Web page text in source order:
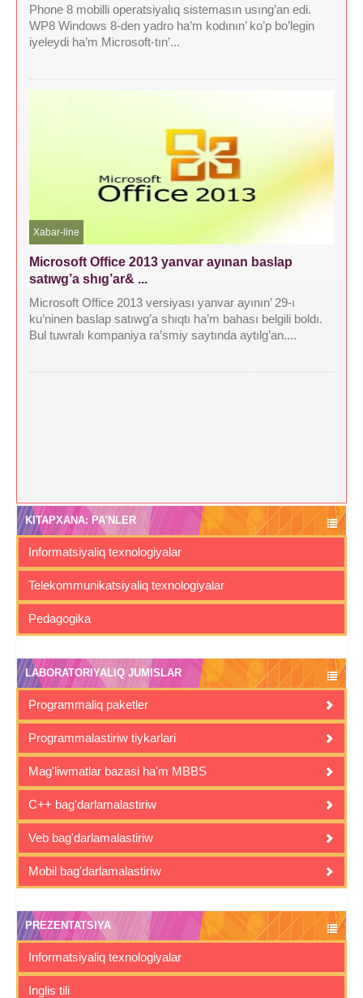
Phone 8 mobilli operatsiyalıq sistemasın usıng’an edi.
WP8 Windows 8-den yadro ha’m kodının’ ko’p bo’legin
iyeleydi ha’m Microsoft-tın’...
Xabar-line
Microsoft Office 2013 yanvar ayınan baslap
satıwg’a shıg’ar& ...
Microsoft Office 2013 versiyası yanvar ayının’ 29-ı
ku’ninen baslap satıwg’a shıqtı ha’m bahası belgili boldı.
Bul tuwralı kompaniya ra’smiy saytında aytılg’an....
KITAPXANA: PA'NLER
Informatsiyaliq texnologiyalar
Telekommunikatsiyaliq texnologiyalar
Pedagogika
LABORATORIYALIQ JUMISLAR
Programmaliq paketler
Programmalastiriw tiykarlari
Mag'liwmatlar bazasi ha'm MBBS
C++ bag'darlamalastiriw
Veb bag'darlamalastiriw
Mobil bag'darlamalastiriw
PREZENTATSIYA
Informatsiyaliq texnologiyalar
Inglis tili